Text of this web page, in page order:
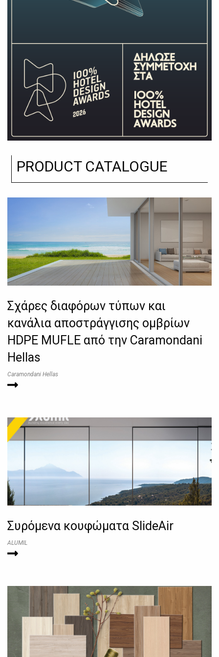
PRODUCT CATALOGUE
Σχάρες διαφόρων τύπων και
κανάλια αποστράγγισης ομβρίων
HDPE MUFLE από την Caramondani
Hellas
Caramondani Hellas
Συρόμενα κουφώματα SlideAir
ALUMIL